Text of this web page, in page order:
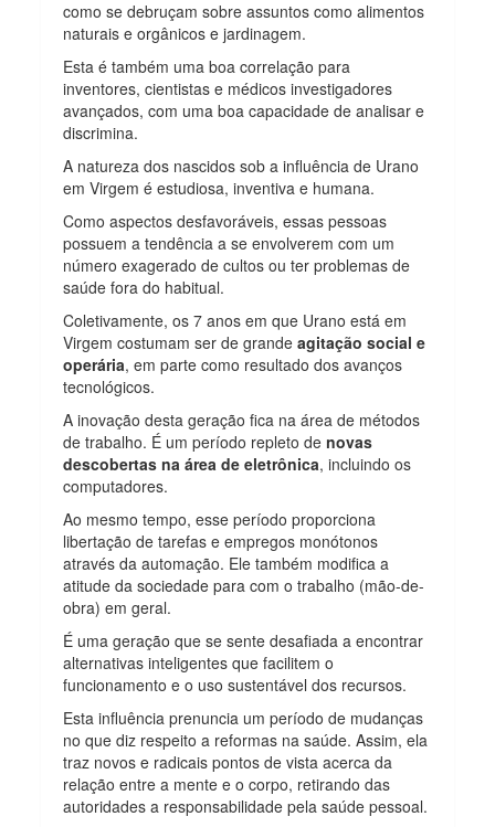
como se debruçam sobre assuntos como alimentos
naturais e orgânicos e jardinagem.
Esta é também uma boa correlação para
inventores, cientistas e médicos investigadores
avançados, com uma boa capacidade de analisar e
discrimina.
A natureza dos nascidos sob a influência de Urano
em Virgem é estudiosa, inventiva e humana.
Como aspectos desfavoráveis, essas pessoas
possuem a tendência a se envolverem com um
número exagerado de cultos ou ter problemas de
saúde fora do habitual.
Coletivamente, os 7 anos em que Urano está em
Virgem costumam ser de grande agitação social e
operária, em parte como resultado dos avanços
tecnológicos.
A inovação desta geração fica na área de métodos
de trabalho. É um período repleto denovas
descobertas na área de eletrônica, incluindo os
computadores.
Ao mesmo tempo, esse período proporciona
libertação de tarefas e empregos monótonos
através da automação. Ele também modifica a
atitude da sociedade para com o trabalho (mão-de-
obra) em geral.
É uma geração que se sente desafiada a encontrar
alternativas inteligentes que facilitem o
funcionamento e o uso sustentável dos recursos.
Esta influência prenuncia um período de mudanças
no que diz respeito a reformas na saúde. Assim, ela
traz novos e radicais pontos de vista acerca da
relação entre a mente e o corpo, retirando das
autoridades a responsabilidade pela saúde pessoal.